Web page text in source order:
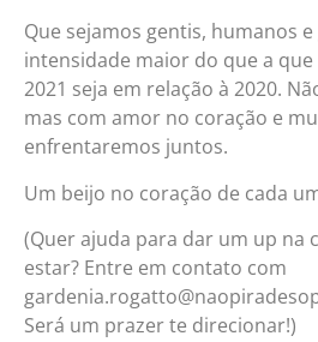
Que sejamos gentis, humanos
intensidade maior do que a
2021 seja em relação à 2020.
mas com amor no coração e
enfrentaremos juntos.
Um beijo no coração de cada
(Quer ajuda para dar um up na
estar? Entre em contato com
Será um prazer te direcionar!)